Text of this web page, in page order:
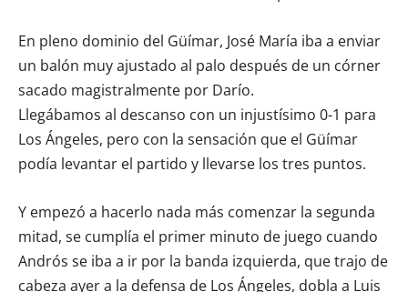
En pleno dominio del Güímar, José María iba a enviar
un balón muy ajustado al palo después de un córner
sacado magistralmente por Darío.
Llegábamos al descanso con un injustísimo 0-1 para
Los Ángeles, pero con la sensación que el Güímar
podía levantar el partido y llevarse los tres puntos.
Y empezó a hacerlo nada más comenzar la segunda
mitad, se cumplía el primer minuto de juego cuando
Andrós se iba a ir por la banda izquierda, que trajo de
cabeza ayer a la defensa de Los Ángeles, dobla a Luis